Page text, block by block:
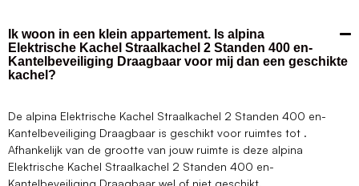
Ik woon in een klein appartement. Is alpina
Elektrische Kachel Straalkachel 2 Standen 400 en-
Kantelbeveiliging Draagbaar voor mij dan een geschikte
kachel?
De alpina Elektrische Kachel Straalkachel 2 Standen 400 en-
Kantelbeveiliging Draagbaar is geschikt voor ruimtes tot .
Afhankelijk van de grootte van jouw ruimte is deze alpina
Elektrische Kachel Straalkachel 2 Standen 400 en-
Kantelbeveiliging Draagbaar wel of niet geschikt.